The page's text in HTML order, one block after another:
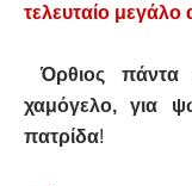
τελευταίο
Όρθιος
χαμόγελο, για
πατρίδα!